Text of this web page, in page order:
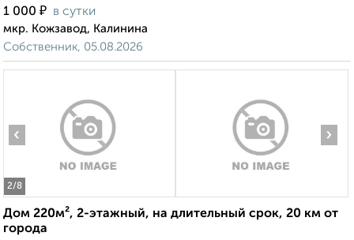
1 000 ₽ в сутки
мкр. Кожзавод, Калинина
Собственник, 05.08.2026
2/8
‹ ›
Дом 220м², 2-этажный, на длительный срок, 20 км от
города